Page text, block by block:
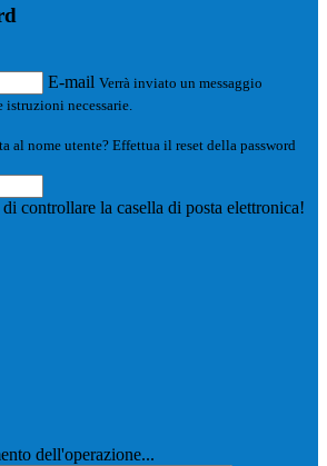
E-mail Verrà inviato un messaggio
necessarie.
al nome utente? Effettua il reset della password
controllare la casella di posta elettronica!
dell'operazione...